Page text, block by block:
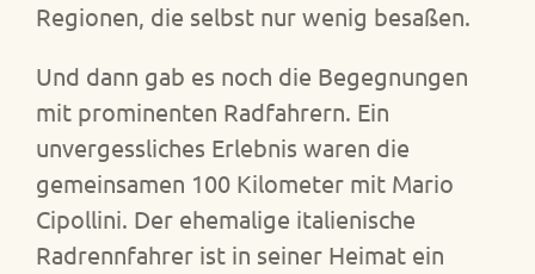
Regionen, die selbst nur wenig besaßen.
Und dann gab es noch die Begegnungen
mit prominenten Radfahrern. Ein
unvergessliches Erlebnis waren die
gemeinsamen 100 Kilometer mit Mario
Cipollini. Der ehemalige italienische
Radrennfahrer ist in seiner Heimat ein